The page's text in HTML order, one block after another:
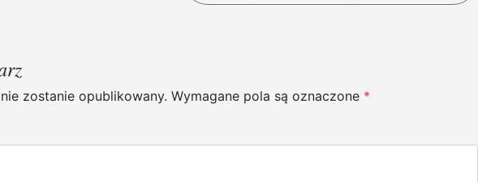
zostanie opublikowany. Wymagane pola są oznaczone *